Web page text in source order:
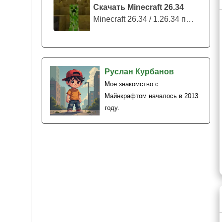
Скачать Minecraft 26.34
Minecraft 26.34 / 1.26.34 представляе...
Руслан Курбанов
Мое знакомство с
Майнкрафтом началось в 2013
году.